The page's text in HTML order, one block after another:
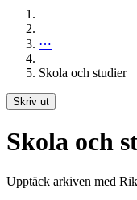
⋯
Skola och studier
Skriv ut
Skola och
Upptäck arkiven med